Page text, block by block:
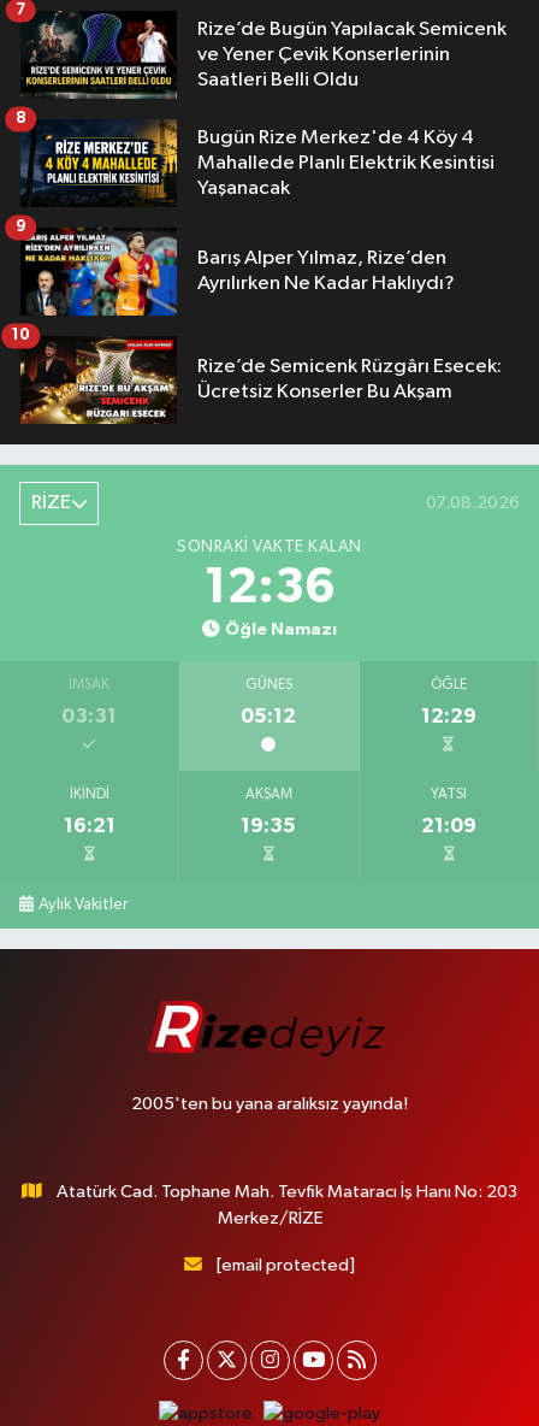
Rize’de Bugün Yapılacak Semicenk
ve Yener Çevik Konserlerinin
Saatleri Belli Oldu
7
Bugün Rize Merkez'de 4 Köy 4
Mahallede Planlı Elektrik Kesintisi
Yaşanacak
8
Barış Alper Yılmaz, Rize’den
Ayrılırken Ne Kadar Haklıydı?
9
Rize’de Semicenk Rüzgârı Esecek:
Ücretsiz Konserler Bu Akşam
10
RİZE 07.08.2026
SONRAKI VAKTE KALAN
12:35
Öğle Namazı
İMSAK
03:31
GÜNEŞ
05:12
ÖĞLE
12:29
İKINDI
16:21
AKŞAM
19:35
YATSI
21:09
Aylık Vakitler
2005'ten bu yana aralıksız yayında!
Atatürk Cad. Tophane Mah. Tevfik Mataracı İş Hanı No: 203
Merkez/RİZE
[email protected]